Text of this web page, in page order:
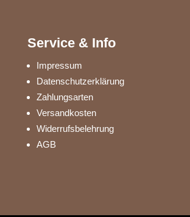
Service & Info
Impressum
Datenschutzerklärung
Zahlungsarten
Versandkosten
Widerrufsbelehrung
AGB